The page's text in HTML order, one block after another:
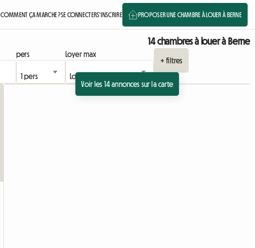
COMMENT ÇA MARCHE ?SE CONNECTERS'INSCRIRE PROPOSER UNE CHAMBRE À LOUER À BERNE
14 chambres à louer à Berne
pers
Loyer max
+ filtres
Voir les 14 annonces sur la carte